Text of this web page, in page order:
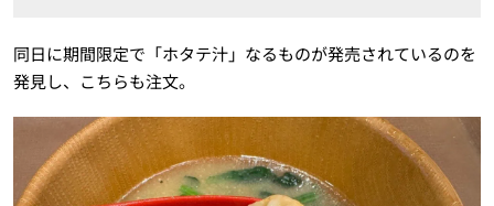
同日に期間限定で「ホタテ汁」なるものが発売されているのを
発見し、こちらも注文。